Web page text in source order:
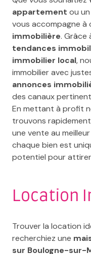
appartement ou un
vous accompagne à
immobilière. Grâce
tendances
immobilier local,
immobilier avec
annonces
des canaux
En mettant à profit
trouvons
une vente au
chaque bien est
potentiel pour
Location
Trouver la location
recherchiez une
sur Boulogne-sur-